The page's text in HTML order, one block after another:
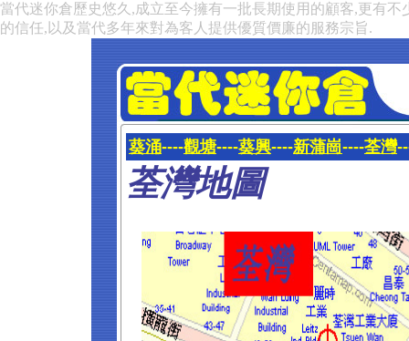
當代迷你倉歷史悠久,成立至今擁有一批長期使用的顧客,更有
的信任,以及當代多年來對為客人提供優質價廉的服務宗旨.
葵涌----觀塘----葵興----新蒲崗----荃灣
荃灣地圖